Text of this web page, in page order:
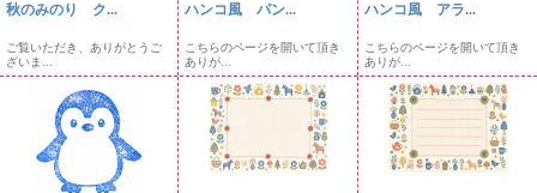
秋のみのり ク...
ご覧いただき、ありがとうご
ざいま...
ハンコ風 パン...
こちらのページを開いて頂き
ありが...
ハンコ風 アラ...
こちらのページを開いて頂き
ありが...